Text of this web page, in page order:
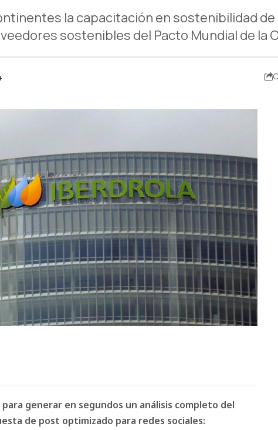
la capacitación en sostenibilidad
sostenibles del Pacto Mundial de la
generar en segundos un análisis completo del
de post optimizado para redes sociales: